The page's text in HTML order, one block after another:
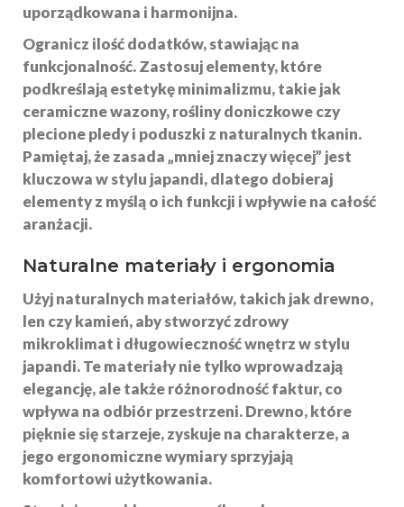
uporządkowana i harmonijna.
Ogranicz ilość dodatków, stawiając na
funkcjonalność. Zastosuj elementy, które
podkreślają estetykę minimalizmu, takie jak
ceramiczne wazony, rośliny doniczkowe czy
plecione pledy i poduszki z naturalnych tkanin.
Pamiętaj, że zasada „mniej znaczy więcej” jest
kluczowa w stylu japandi, dlatego dobieraj
elementy z myślą o ich funkcji i wpływie na całość
aranżacji.
Naturalne materiały i ergonomia
Użyjnaturalnych materiałów, takich jak drewno,
len czy kamień, aby stworzyć zdrowy
mikroklimat i długowieczność wnętrz w stylu
japandi. Te materiały nie tylko wprowadzają
elegancję, ale także różnorodność faktur, co
wpływa na odbiór przestrzeni. Drewno, które
pięknie się starzeje, zyskuje na charakterze, a
jego ergonomiczne wymiary sprzyjają
komfortowi użytkowania.